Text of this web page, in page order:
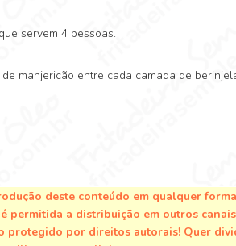
servem 4 pessoas.
manjericão entre cada camada de
deste conteúdo em qualquer
permitida a distribuição em outros
protegido por direitos autorais! Quer